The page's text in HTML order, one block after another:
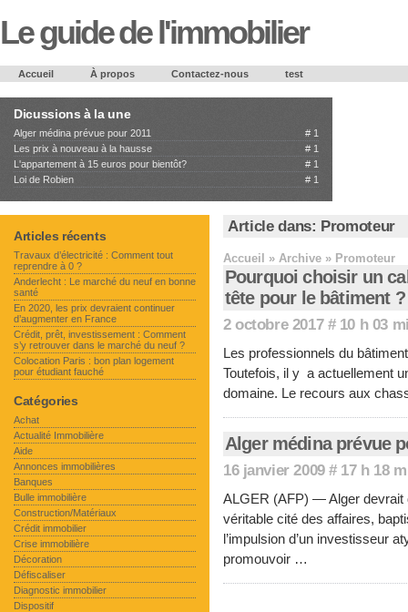
Le guide de l'immobilier
Accueil À propos Contactez-nous test
Dicussions à la une
Alger médina prévue pour 2011 # 1
Les prix à nouveau à la hausse
# 1
L'appartement à 15 euros pour bientôt?
# 1
Loi de Robien
# 1
Article dans: Promoteur
Accueil » Archive » Promoteur
Pourquoi choisir un
tête pour le bâtiment ?
2 octobre 2017 # 10 h 03
Les professionnels du
Toutefois, il y a actuellement
domaine. Le recours aux
Alger médina prévue
16 janvier 2009 # 17 h 18
ALGER (AFP) — Alger devrait
véritable cité des affaires,
l’impulsion d’un investisseur
promouvoir …
Articles récents
Travaux d’électricité : Comment tout
reprendre à 0 ?
Anderlecht : Le marché du neuf en bonne
santé
En 2020, les prix devraient continuer
d’augmenter en France
Crédit, prêt, investissement : Comment
s’y retrouver dans le marché du neuf ?
Colocation Paris : bon plan logement
pour étudiant fauché
Catégories
Achat
Actualité Immobilière
Aide
Annonces immobilières
Banques
Bulle immobilière
Construction/Matériaux
Crédit immobilier
Crise immobilière
Décoration
Défiscaliser
Diagnostic immobilier
Dispositif